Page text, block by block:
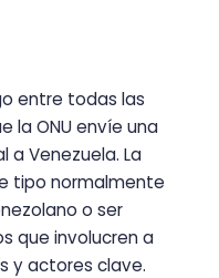
entre todas las
la ONU envíe una
a Venezuela. La
tipo normalmente
o ser
que involucren a
y actores clave.